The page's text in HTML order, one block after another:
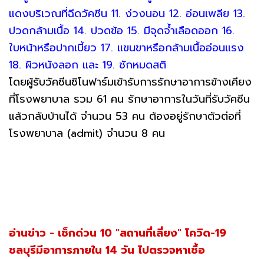
แดงบริเวณที่ฉีดวัคซีน 11. ง่วงนอน 12. อ่อนเพลีย 13.
ปวดกล้ามเนื้อ 14. ปวดข้อ 15. มีจุดจ้ำเลือดออก 16.
ใบหน้าหรือปากเบี้ยว 17. แขนขาหรือกล้ามเนื้ออ่อนแรง
18. ผิวหนังลอก และ 19. ชักหมดสติ
โดยผู้รับวัคซีนซิโนฟาร์มเข้ารับการรักษาอาการข้างเคียง
ที่โรงพยาบาล รวม 61 คน รักษาอาการในวันที่รับวัคซีน
แล้วกลับบ้านได้ จำนวน 53 คน ต้องอยู่รักษาตัวต่อที่
โรงพยาบาล (admit) จำนวน 8 คน
อ่านข่าว - เช็กด่วน 10 "สถานที่เสี่ยง" โควิด-19
ชลบุรีมีอาการภายใน 14 วัน ไปตรวจหาเชื้อ